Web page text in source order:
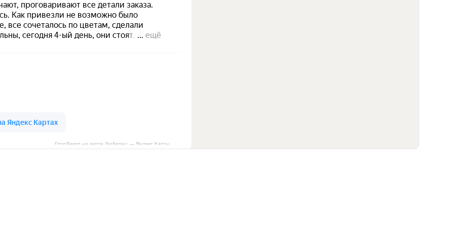
ГлорДекор на карте Люберец — Яндекс Карты